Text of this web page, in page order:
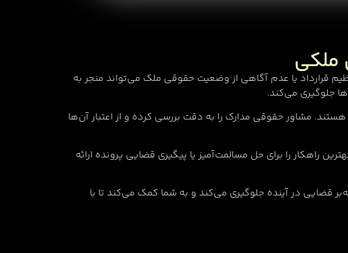
ملکی
قرارداد یا عدم آگاهی از وضعیت حقوقی ملک می‌تواند منجر به
جلوگیری می‌کند.
هستند. مشاور حقوقی مدارک را به دقت بررسی کرده و از اعتبار آن‌ها
راهکار را برای حل مسالمت‌آمیز یا پیگیری قضایی پرونده ارائه
قضایی در آینده جلوگیری می‌کند و به شما کمک می‌کند تا با